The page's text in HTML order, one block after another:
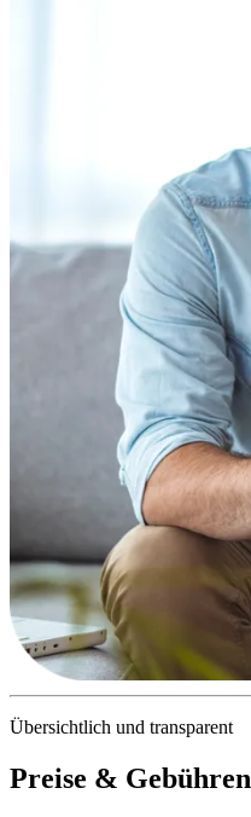
Übersichtlich und transparent
Preise & Gebühren